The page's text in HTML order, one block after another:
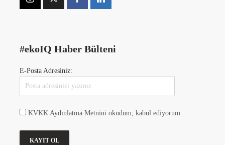
#ekoIQ Haber Bülteni
E-Posta Adresiniz:
KVKK Aydınlatma Metnini okudum, kabul ediyorum.